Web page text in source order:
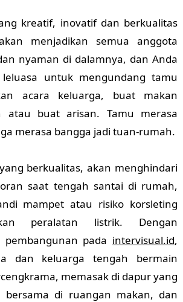
kreatif, inovatif dan berkualitas
menjadikan semua anggota
nyaman di dalamnya, dan Anda
untuk mengundang tamu
acara keluarga, buat makan
atau buat arisan. Tamu merasa
merasa bangga jadi tuan-rumah.
berkualitas, akan menghindari
saat tengah santai di rumah,
mampet atau risiko korsleting
peralatan listrik. Dengan
pembangunan pada intervisual.id,
dan keluarga tengah bermain
memasak di dapur yang
bersama di ruangan makan, dan